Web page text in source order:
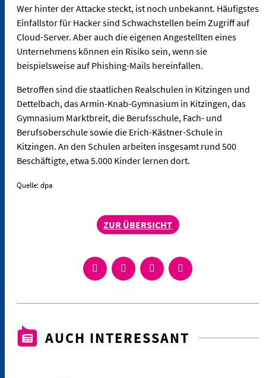
Wer hinter der Attacke steckt, ist noch unbekannt. Häufigstes
Einfallstor für Hacker sind Schwachstellen beim Zugriff auf
Cloud-Server. Aber auch die eigenen Angestellten eines
Unternehmens können ein Risiko sein, wenn sie
beispielsweise auf Phishing-Mails hereinfallen.
Betroffen sind die staatlichen Realschulen in Kitzingen und
Dettelbach, das Armin-Knab-Gymnasium in Kitzingen, das
Gymnasium Marktbreit, die Berufsschule, Fach- und
Berufsoberschule sowie die Erich-Kästner-Schule in
Kitzingen. An den Schulen arbeiten insgesamt rund 500
Beschäftigte, etwa 5.000 Kinder lernen dort.
Quelle: dpa
ZUR ÜBERSICHT
AUCH INTERESSANT